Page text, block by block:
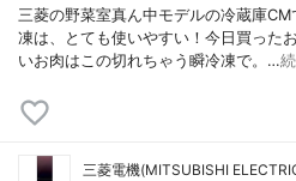
三菱の野菜室真ん中モデルの冷蔵庫
凍は、とても使いやすい！今日買った
いお肉はこの切れちゃう瞬冷凍で。…
三菱電機(MITSUBISHI